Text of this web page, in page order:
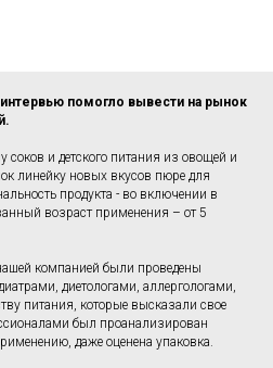
помогло вывести на рынок
соков и детского питания из овощей и
линейку новых вкусов пюре для
продукта - во включении в
возраст применения – от 5
компанией были проведены
диетологами, аллергологами,
питания, которые высказали свое
был проанализирован
даже оценена упаковка.